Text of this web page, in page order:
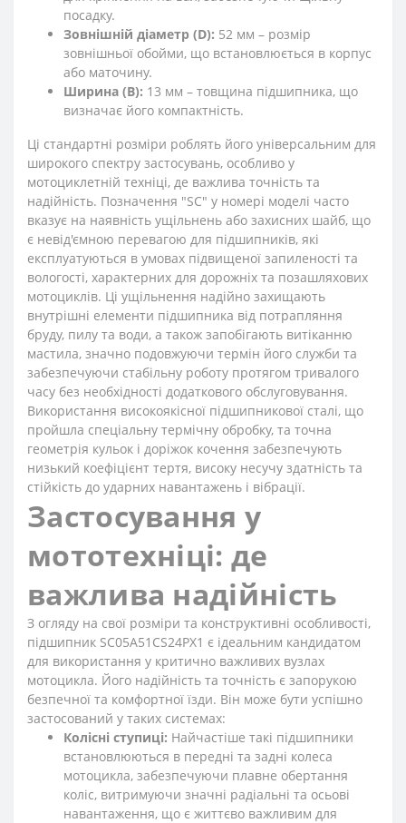
посадку.
Зовнішній діаметр (D): 52 мм – розмір
зовнішньої обойми, що встановлюється в корпус
або маточину.
Ширина (B): 13 мм – товщина підшипника, що
визначає його компактність.
Ці стандартні розміри роблять його універсальним для
широкого спектру застосувань, особливо у
мотоциклетній техніці, де важлива точність та
надійність. Позначення "SC" у номері моделі часто
вказує на наявність ущільнень або захисних шайб, що
є невід'ємною перевагою для підшипників, які
експлуатуються в умовах підвищеної запиленості та
вологості, характерних для дорожніх та позашляхових
мотоциклів. Ці ущільнення надійно захищають
внутрішні елементи підшипника від потрапляння
бруду, пилу та води, а також запобігають витіканню
мастила, значно подовжуючи термін його служби та
забезпечуючи стабільну роботу протягом тривалого
часу без необхідності додаткового обслуговування.
Використання високоякісної підшипникової сталі, що
пройшла спеціальну термічну обробку, та точна
геометрія кульок і доріжок кочення забезпечують
низький коефіцієнт тертя, високу несучу здатність та
стійкість до ударних навантажень і вібрації.
Застосування у
мототехніці: де
важлива надійність
З огляду на свої розміри та конструктивні особливості,
підшипник SC05A51CS24PX1 є ідеальним кандидатом
для використання у критично важливих вузлах
мотоцикла. Його надійність та точність є запорукою
безпечної та комфортної їзди. Він може бути успішно
застосований у таких системах:
Колісні ступиці: Найчастіше такі підшипники
встановлюються в передні та задні колеса
мотоцикла, забезпечуючи плавне обертання
коліс, витримуючи значні радіальні та осьові
навантаження, що є життєво важливим для